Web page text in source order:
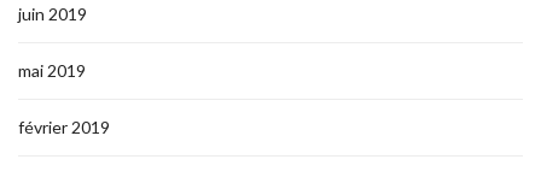
juin 2019
mai 2019
février 2019